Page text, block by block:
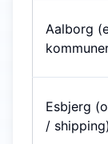
Aalborg
Esbjerg
/ shipping)